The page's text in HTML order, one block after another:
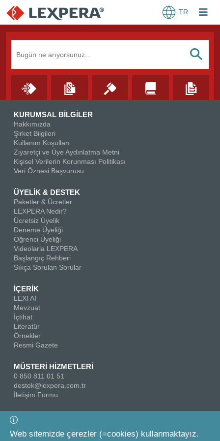
TR
S
KURUMSAL BİLGİLER
Hakkımızda
Şirket Bilgileri
Kullanım Koşulları
Ziyaretçi ve Üye Aydınlatma Metni
Kişisel Verilerin Korunması Politikası
Veri Öznesi Başvurusu
ÜYELİK & DESTEK
Paketler & Ücretler
LEXPERA Nedir?
Ücretsiz Üyelik
Deneme Üyeliği
Öğrenci Üyeliği
Videolarla LEXPERA
Başlangıç Rehberi
Sıkça Sorulan Sorular
İÇERİK
LEXI AI
Mevzuat
İçtihat
Literatür
Örnekler
Resmi Gazete
MÜSTERİ HİZMETLERİ
0 850 811 01 51
destek@lexpera.com.tr
İletişim Formu
Bizi Takip Edin
Web sitemizde çerezler (=cookies) kullanmaktayız.